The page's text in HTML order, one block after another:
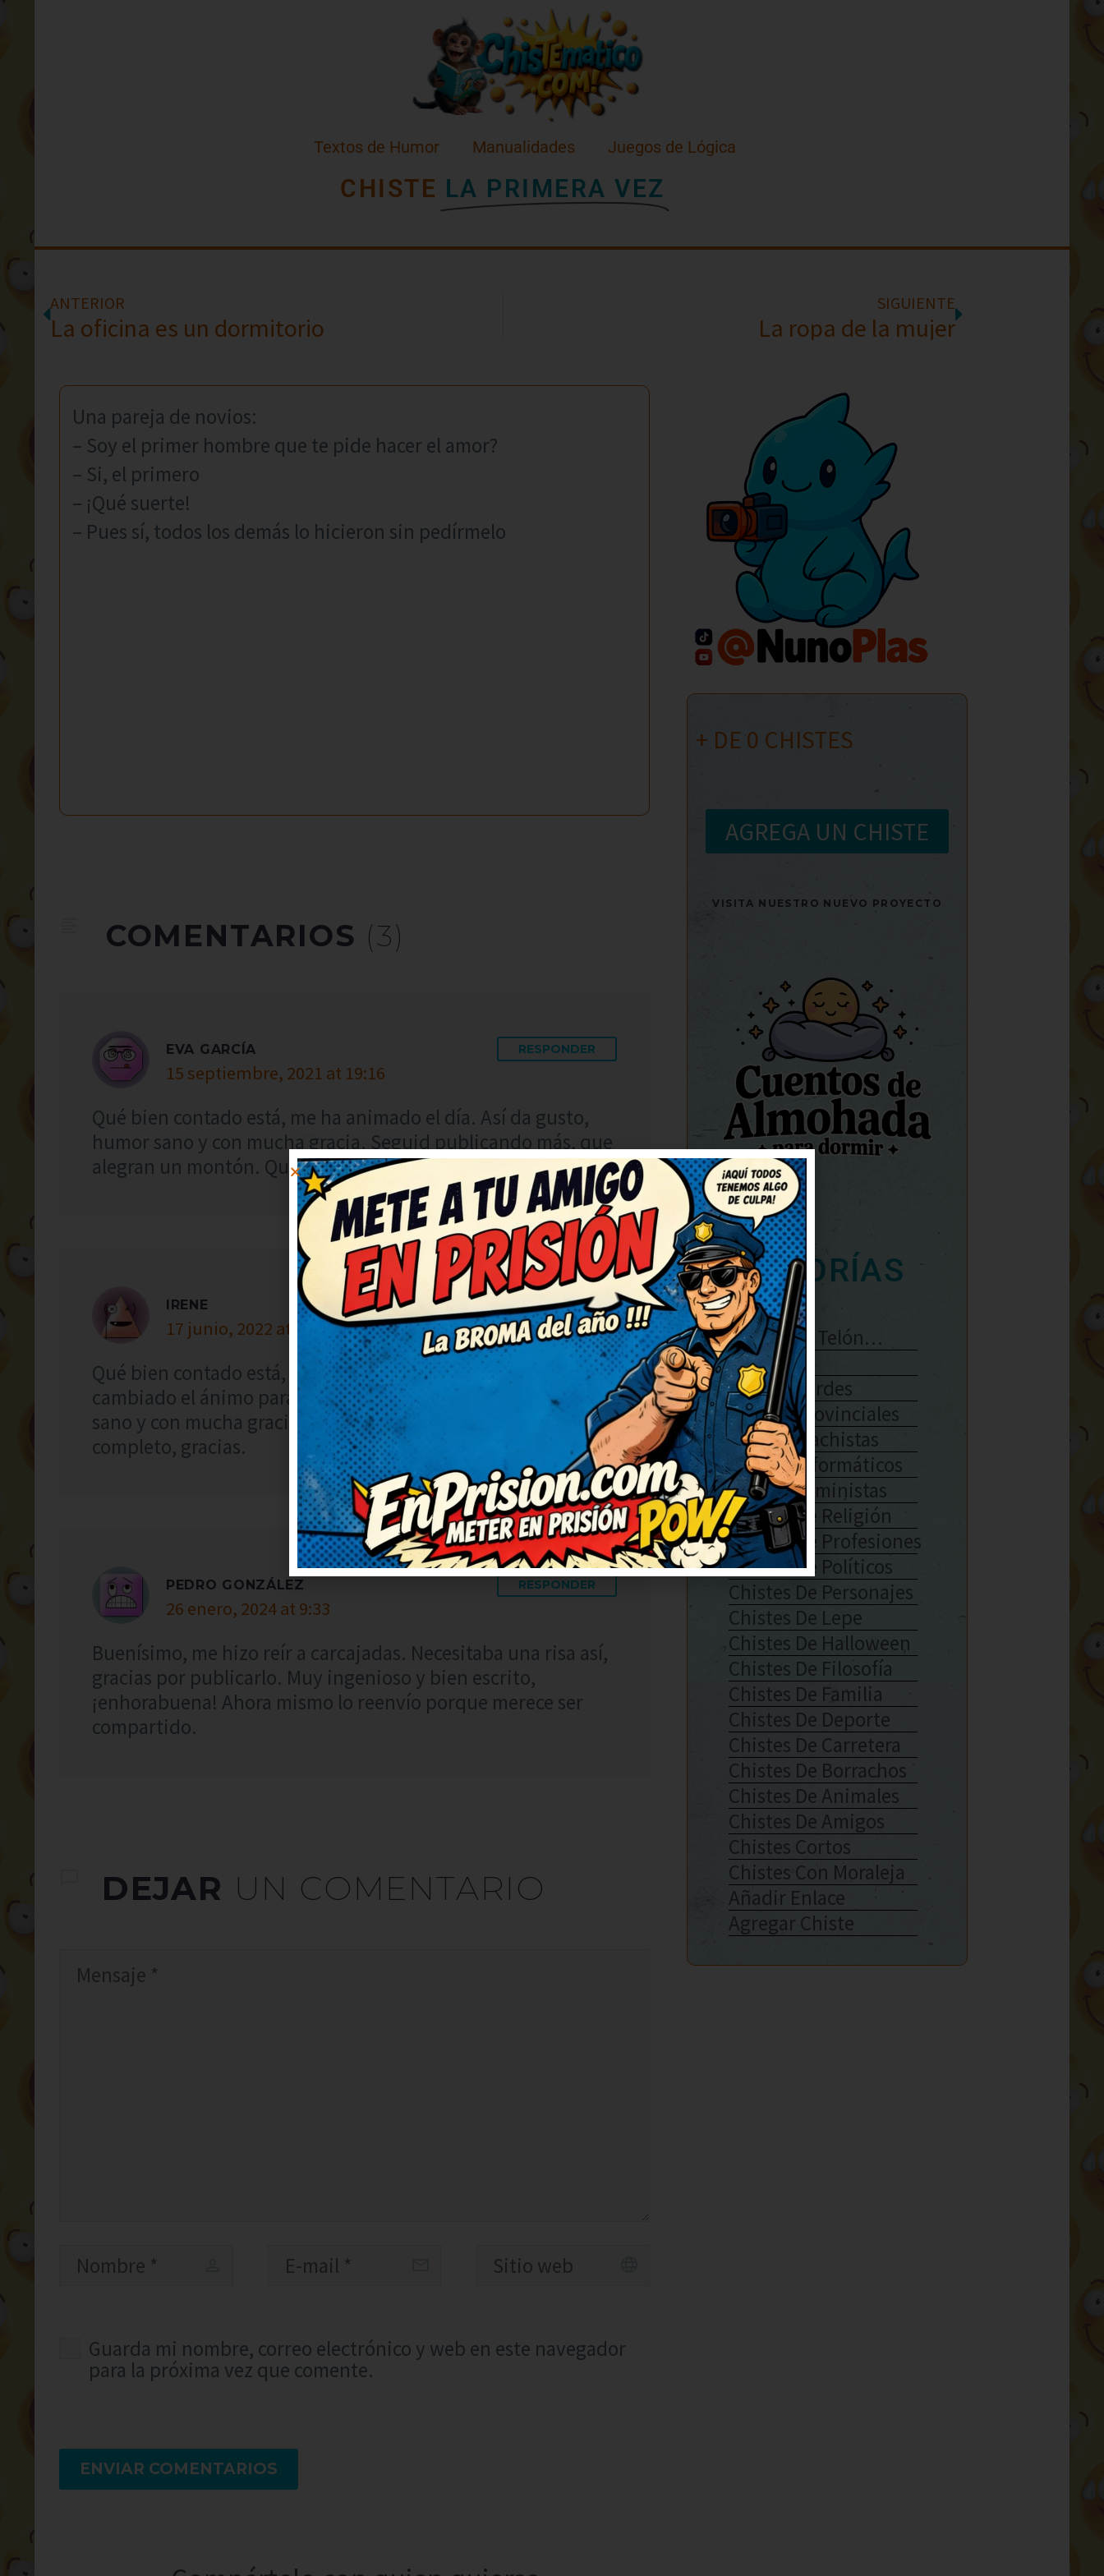
Textos de Humor Manualidades Juegos de Lógica
CHISTE LA PRIMERA VEZ
ANTERIOR
La oficina es un dormitorio
SIGUIENTE
La ropa de la mujer
Una pareja de novios:
– Soy el primer hombre que te pide hacer el amor?
– Si, el primero
– ¡Qué suerte!
– Pues sí, todos los demás lo hicieron sin pedírmelo
COMENTARIOS (3)
EVA GARCÍA
15 septiembre, 2021 at 19:16
RESPONDER
Qué bien contado está, me ha animado el día. Así da gusto,
humor sano y con mucha gracia. Seguid publicando más, que
alegran un montón. Qué arte, ojalá subáis más chistes así.
IRENE
17 junio, 2022 at 10:22
RESPONDER
Qué bien contado está, me ha animado el día. Me ha
cambiado el ánimo para bien, gracias. Así da gusto, humor
sano y con mucha gracia. Me ha levantado el ánimo por
completo, gracias.
PEDRO GONZÁLEZ
26 enero, 2024 at 9:33
RESPONDER
Buenísimo, me hizo reír a carcajadas. Necesitaba una risa así,
gracias por publicarlo. Muy ingenioso y bien escrito,
¡enhorabuena! Ahora mismo lo reenvío porque merece ser
compartido.
DEJAR UN COMENTARIO
Guarda mi nombre, correo electrónico y web en este navegador
para la próxima vez que comente.
ENVIAR COMENTARIOS
+ DE 0 CHISTES
AGREGA UN CHISTE
VISITA NUESTRO NUEVO PROYECTO
CATEGORÍAS
Se Abre El Telón…
Enlaces
Chistes Verdes
Chistes Provinciales
Chistes Machistas
Chistes Informáticos
Chistes Feministas
Chistes De Religión
Chistes De Profesiones
Chistes De Políticos
Chistes De Personajes
Chistes De Lepe
Chistes De Halloween
Chistes De Filosofía
Chistes De Familia
Chistes De Deporte
Chistes De Carretera
Chistes De Borrachos
Chistes De Animales
Chistes De Amigos
Chistes Cortos
Chistes Con Moraleja
Añadir Enlace
Agregar Chiste